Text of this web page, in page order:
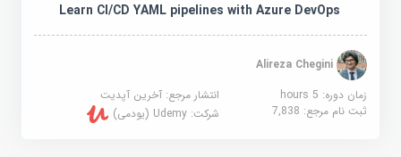
Learn CI/CD YAML pipelines with Azure DevOps
Alireza Chegini
زمان دوره: 5 hours
انتشار مرجع:آخرین آپدیت
ثبت نام مرجع:7,838 شرکت:Udemy (یودمی)